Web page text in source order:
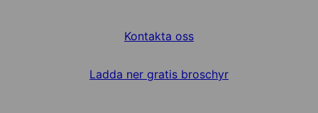
Kontakta oss
Ladda ner gratis broschyr